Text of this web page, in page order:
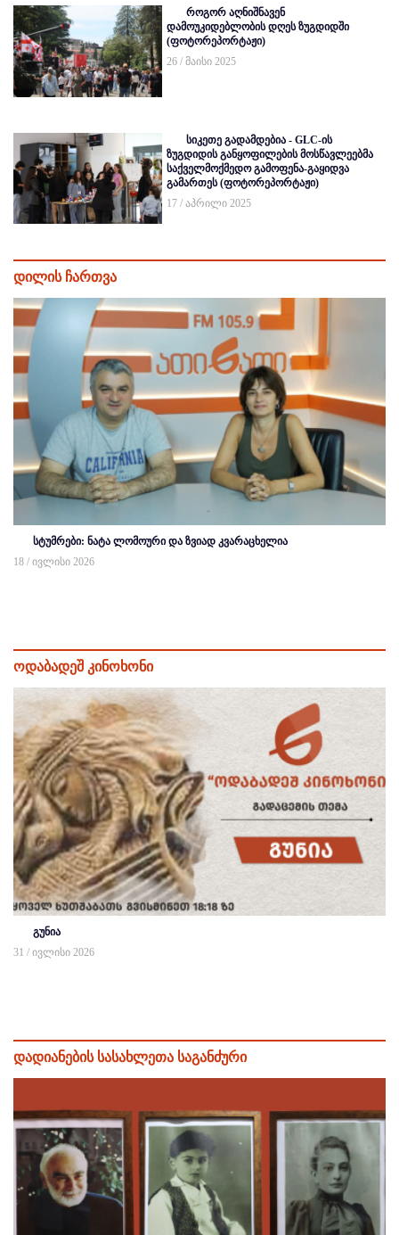
როგორ აღნიშნავენ
დამოუკიდებლობის დღეს ზუგდიდში
(ფოტორეპორტაჟი)
26 / მაისი 2025
სიკეთე გადამდებია - GLC-ის
ზუგდიდის განყოფილების მოსწავლეებმა
საქველმოქმედო გამოფენა-გაყიდვა
გამართეს (ფოტორეპორტაჟი)
17 / აპრილი 2025
დილის ჩართვა
სტუმრები: ნატა ლომოური და ზვიად კვარაცხელია
18 / ივლისი 2026
ოდაბადეშ კინოხონი
გუნია
31 / ივლისი 2026
დადიანების სასახლეთა საგანძური